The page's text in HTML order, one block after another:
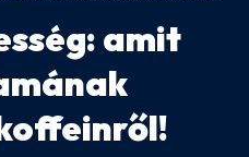
amit